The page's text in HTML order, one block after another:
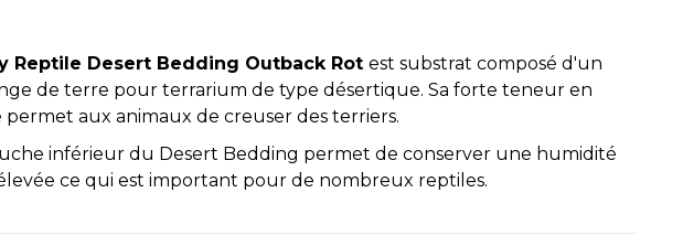
Reptile Desert Bedding Outback Rot est substrat composé d'un
de terre pour terrarium de type désertique. Sa forte teneur en
permet aux animaux de creuser des terriers.
inférieur du Desert Bedding permet de conserver une humidité
ce qui est important pour de nombreux reptiles.